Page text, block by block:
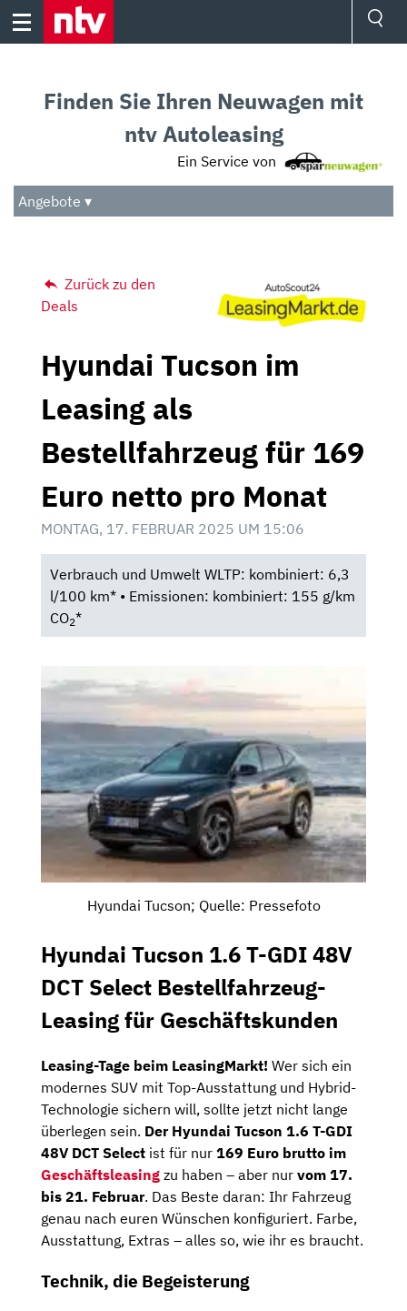
Skip
Audio
Das Beste
Finden Sie Ihren Neuwagen mit
ntv Autoleasing
Ein Service von
Angebote ▾
Zurück zu den
Deals
Hyundai Tucson im
Leasing als
Bestellfahrzeug für 169
Euro netto pro Monat
MONTAG, 17. FEBRUAR 2025 UM 15:06
Verbrauch und Umwelt WLTP: kombiniert: 6,3
l/100 km* • Emissionen: kombiniert: 155 g/km
CO2*
Hyundai Tucson; Quelle: Pressefoto
Hyundai Tucson 1.6 T-GDI 48V
DCT Select Bestellfahrzeug-
Leasing für Geschäftskunden
Leasing-Tage beim LeasingMarkt! Wer sich ein
modernes SUV mit Top-Ausstattung und Hybrid-
Technologie sichern will, sollte jetzt nicht lange
überlegen sein. Der Hyundai Tucson 1.6 T-GDI
48V DCT Select ist für nur 169 Euro brutto im
Geschäftsleasing zu haben – aber nur vom 17.
bis 21. Februar. Das Beste daran: Ihr Fahrzeug
genau nach euren Wünschen konfiguriert. Farbe,
Ausstattung, Extras – alles so, wie ihr es braucht.
Technik, die Begeisterung